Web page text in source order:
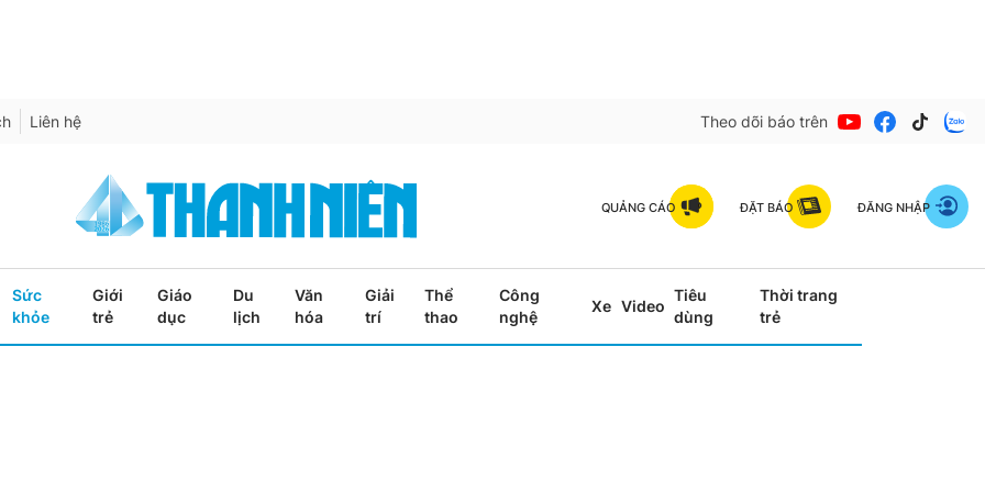
Liên hệ Theo dõi báo trên
QUẢNG CÁO ĐẶT BÁO ĐĂNG NHẬP
Sức
khỏe
Giới
trẻ
Giáo
dục
Du
lịch
Văn
hóa
Giải
trí
Thể
thao
Công
nghệ
Xe Video
Tiêu
dùng
Thời trang
trẻ